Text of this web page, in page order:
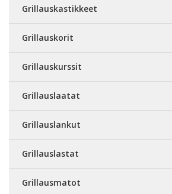
Grillauskastikkeet
Grillauskorit
Grillauskurssit
Grillauslaatat
Grillauslankut
Grillauslastat
Grillausmatot